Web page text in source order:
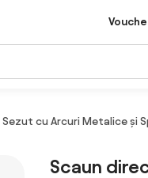
cu Arcuri Metalice și
Scaun